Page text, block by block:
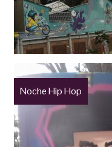
Noche Hip Hop